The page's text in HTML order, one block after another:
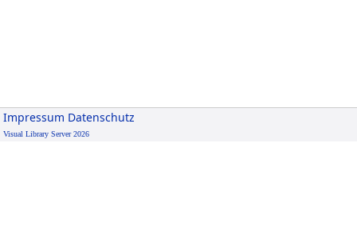
Impressum Datenschutz
Visual Library Server 2026